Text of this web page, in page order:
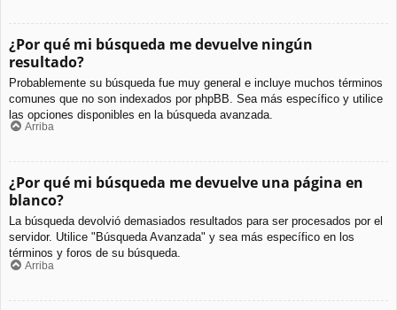
¿Por qué mi búsqueda me devuelve ningún
resultado?
Probablemente su búsqueda fue muy general e incluye muchos términos
comunes que no son indexados por phpBB. Sea más específico y utilice
las opciones disponibles en la búsqueda avanzada.
Arriba
¿Por qué mi búsqueda me devuelve una página en
blanco?
La búsqueda devolvió demasiados resultados para ser procesados por el
servidor. Utilice "Búsqueda Avanzada" y sea más específico en los
términos y foros de su búsqueda.
Arriba